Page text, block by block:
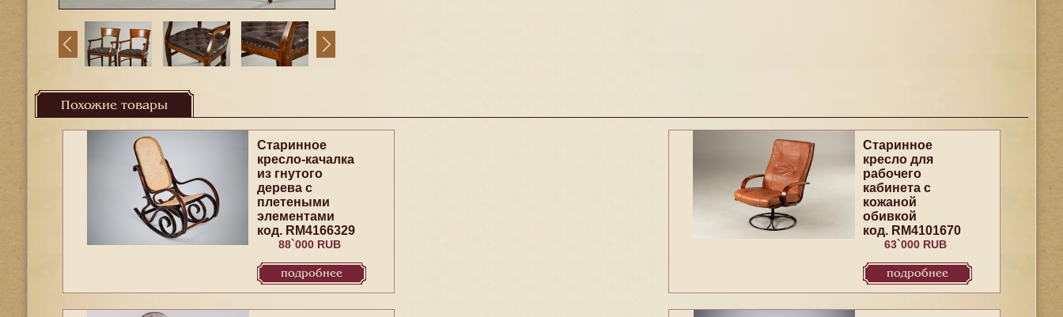
Похожие товары
Старинное
кресло-качалка
из гнутого
дерева с
плетеными
элементами
код. RM4166329
88`000 RUB
подробнее
Старинное
кресло для
рабочего
кабинета с
кожаной
обивкой
код. RM4101670
63`000 RUB
подробнее